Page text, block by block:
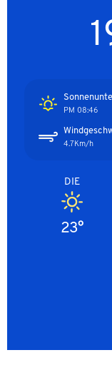
08:46 PM
4.7Km/h
DIE
23°